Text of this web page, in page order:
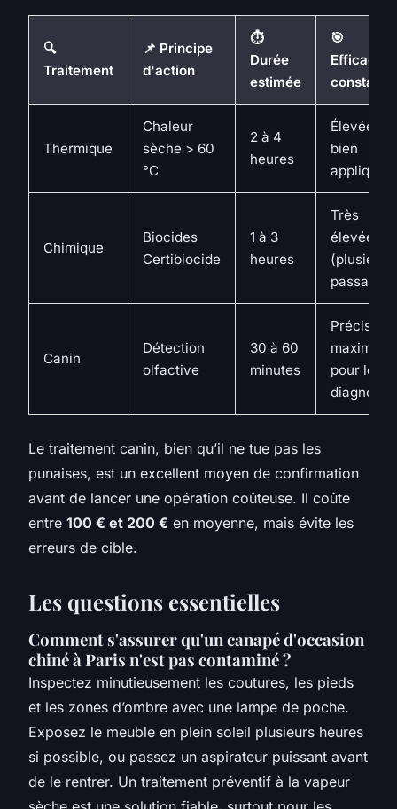
🔍
Traitement
📌 Principe
d'action
⏱️
Durée
estimée
🎯
Efficacité
constatée
Thermique
Chaleur
sèche > 60
°C
2 à 4
heures
Élevée (si
bien
appliqué)
Chimique
Biocides
Certibiocide
1 à 3
heures
Très
élevée
(plusieurs
passages)
Canin
Détection
olfactive
30 à 60
minutes
Précision
maximale
pour le
diagnostic
Le traitement canin, bien qu’il ne tue pas les
punaises, est un excellent moyen de confirmation
avant de lancer une opération coûteuse. Il coûte
entre 100 € et 200 € en moyenne, mais évite les
erreurs de cible.
Les questions essentielles
Comment s'assurer qu'un canapé d'occasion
chiné à Paris n'est pas contaminé ?
Inspectez minutieusement les coutures, les pieds
et les zones d’ombre avec une lampe de poche.
Exposez le meuble en plein soleil plusieurs heures
si possible, ou passez un aspirateur puissant avant
de le rentrer. Un traitement préventif à la vapeur